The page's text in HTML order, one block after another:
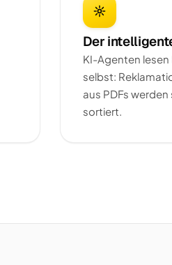
Der
KI-Agenten
selbst:
aus PDFs
sortiert.